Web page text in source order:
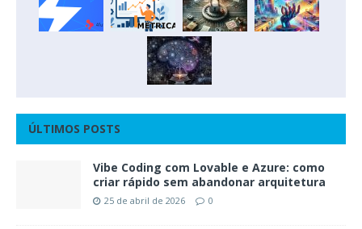
ÚLTIMOS POSTS
Vibe Coding com Lovable e Azure: como
criar rápido sem abandonar arquitetura
25 de abril de 2026 0